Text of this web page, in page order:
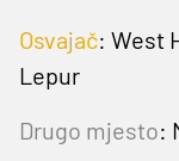
Osvajač: West
Lepur
Drugo mjesto: